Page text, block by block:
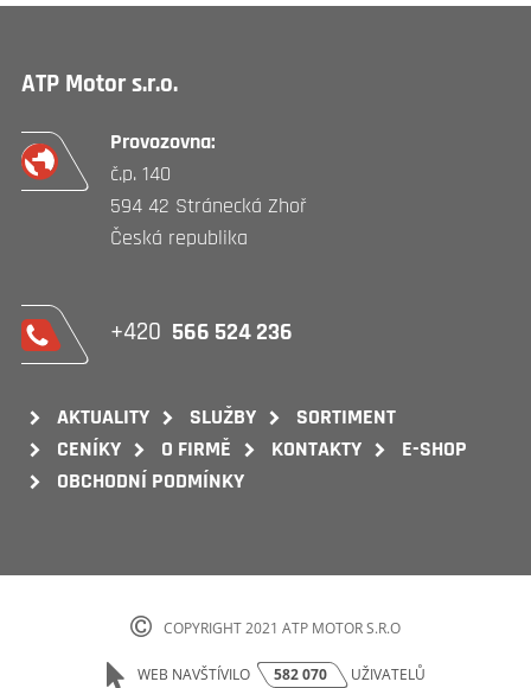
ATP Motor s.r.o.
Provozovna:
č.p. 140
594 42 Stránecká Zhoř
Česká republika
+420 566 524 236
AKTUALITY SLUŽBY
SORTIMENT
CENÍKY
O FIRMĚ KONTAKTY
E-SHOP
OBCHODNÍ PODMÍNKY
COPYRIGHT 2021 ATP MOTOR S.R.O
WEB NAVŠTÍVILO 582 070 UŽIVATELŮ